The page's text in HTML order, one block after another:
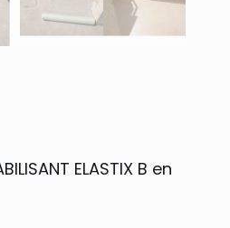
ELASTIX B en